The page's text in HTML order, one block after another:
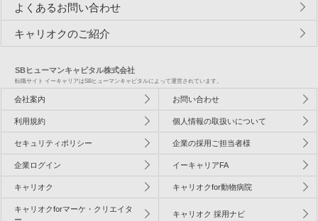
よくあるお問い合わせ
キャリオクのご紹介
SBヒューマンキャピタル株式会社
転職サイト イーキャリアはSBヒューマンキャピタルによって運営されています。
会社案内 お問い合わせ
利用規約 個人情報の取扱いについて
セキュリティポリシー 企業の採用ご担当者様
企業ログイン イーキャリアFA
キャリオク キャリオクfor動物病院
キャリオクforマーケ・クリエイタ
キャリオク 採用ナビ